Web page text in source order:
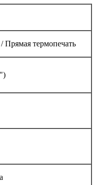
Прямая термопечать